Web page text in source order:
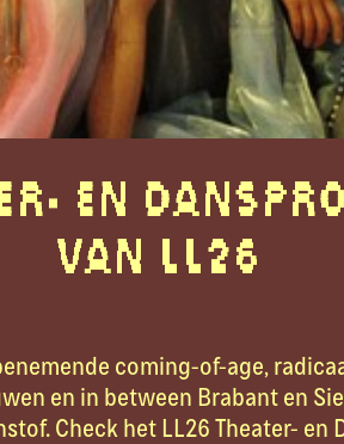
en
van LL26
coming-of-age,
en in between Brabant en
Check het LL26 Theater- en